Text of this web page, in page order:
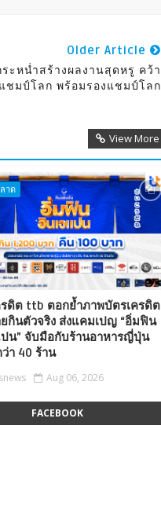
Older Article
ะหน่ำสร้างผลงานสุดหรู คว้า
แชมป์โลก พร้อมรองแชมป์โลก
View More
าด
ดิต ttb ตอกย้ำภาพบัตรเครดิต
กินตัวจริง ส่งแคมเปญ “อิ่มฟิน
น” จับมือกับร้านอาหารญี่ปุ่น
า 40 ร้าน
Aug 06, 2026
FACEBOOK